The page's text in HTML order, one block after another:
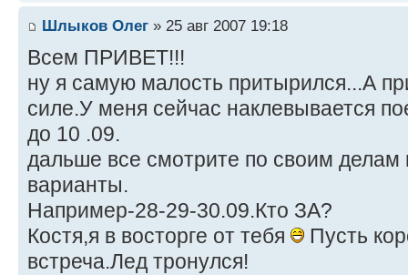
Шлыков Олег » 25 авг 2007 19:18
Всем ПРИВЕТ!!!
ну я самую малость притырился...А
силе.У меня сейчас наклевывается
до 10 .09.
дальше все смотрите по своим делам
варианты.
Например-28-29-30.09.Кто ЗА?
Костя,я в восторге от тебя
Пусть
встреча.Лед тронулся!